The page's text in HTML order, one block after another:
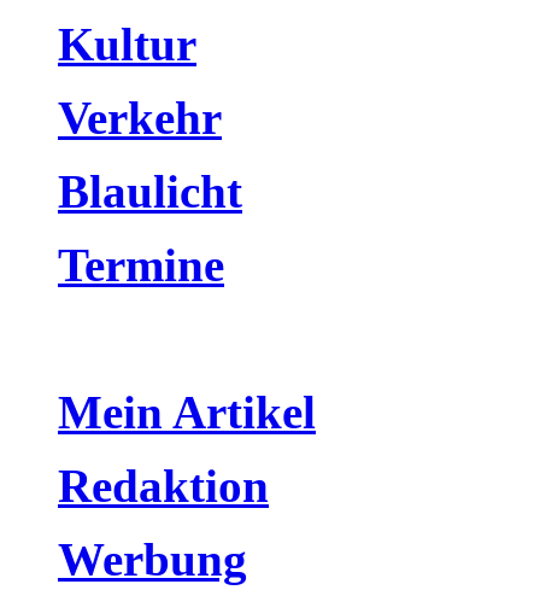
Kultur
Verkehr
Blaulicht
Termine
Mein Artikel
Redaktion
Werbung